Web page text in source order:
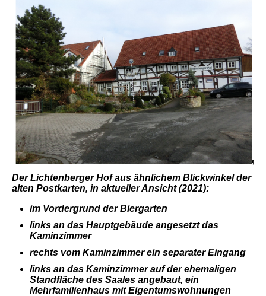
Der Lichtenberger Hof aus ähnlichem Blickwinkel der
alten Postkarten, in aktueller Ansicht (2021):
im Vordergrund der Biergarten
links an das Hauptgebäude angesetzt das
Kaminzimmer
rechts vom Kaminzimmer ein separater Eingang
links an das Kaminzimmer auf der ehemaligen
Standfläche des Saales angebaut, ein
Mehrfamilienhaus mit Eigentumswohnungen